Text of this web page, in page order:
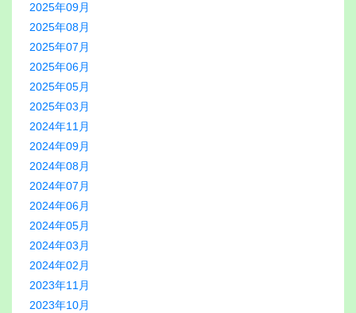
2025年09月
2025年08月
2025年07月
2025年06月
2025年05月
2025年03月
2024年11月
2024年09月
2024年08月
2024年07月
2024年06月
2024年05月
2024年03月
2024年02月
2023年11月
2023年10月